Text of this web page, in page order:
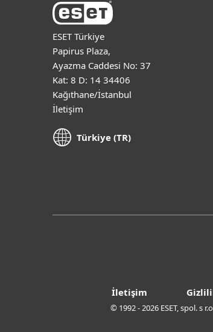
ESET Türkiye
Papirus Plaza,
Ayazma Caddesi No: 37
Kat: 8 D: 14 34406
Kağıthane/İstanbul
İletişim
Türkiye (TR)
İletişim
© 1992 - 2026 ESET, spol. s